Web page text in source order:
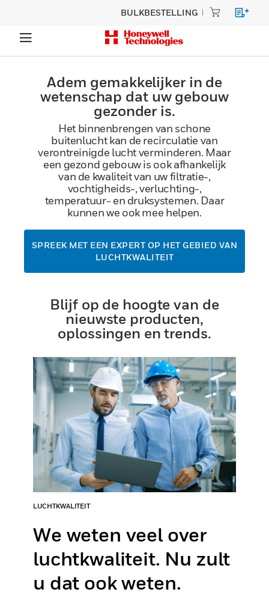
BULKBESTELLING
Adem gemakkelijker in de
wetenschap dat uw gebouw
gezonder is.
Het binnenbrengen van schone
buitenlucht kan de recirculatie van
verontreinigde lucht verminderen. Maar
een gezond gebouw is ook afhankelijk
van de kwaliteit van uw filtratie-,
vochtigheids-, verluchting-,
temperatuur- en druksystemen. Daar
kunnen we ook mee helpen.
SPREEK MET EEN EXPERT OP HET GEBIED VAN
LUCHTKWALITEIT
Blijf op de hoogte van de
nieuwste producten,
oplossingen en trends.
LUCHTKWALITEIT
We weten veel over
luchtkwaliteit. Nu zult
u dat ook weten.